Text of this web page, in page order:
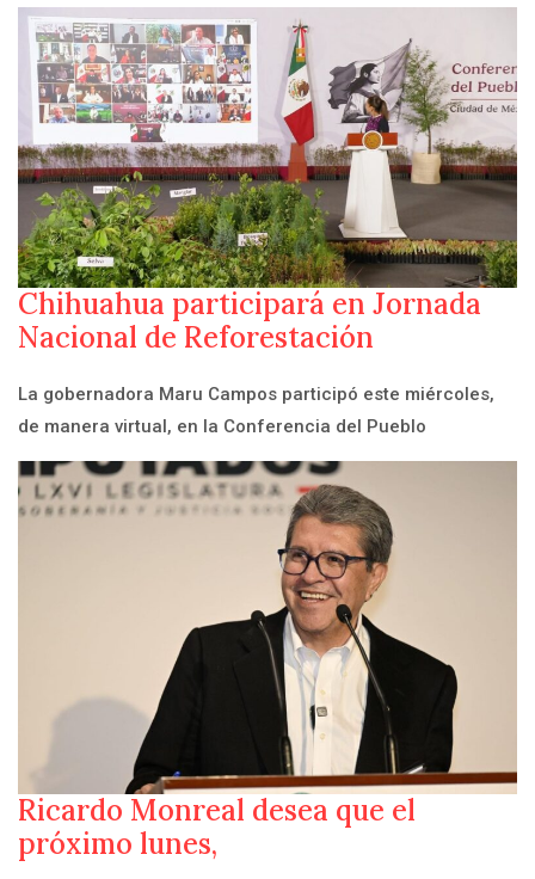
Chihuahua participará en Jornada
Nacional de Reforestación
La gobernadora Maru Campos participó este miércoles,
de manera virtual, en la Conferencia del Pueblo
Ricardo Monreal desea que el
próximo lunes,